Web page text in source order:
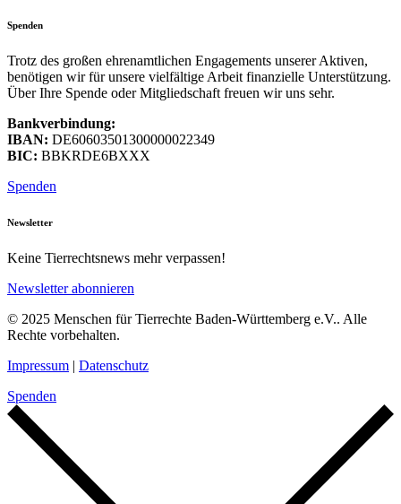
Spenden
Trotz des großen ehrenamtlichen Engagements unserer Aktiven,
benötigen wir für unsere vielfältige Arbeit finanzielle Unterstützung.
Über Ihre Spende oder Mitgliedschaft freuen wir uns sehr.
Bankverbindung:
IBAN: DE60603501300000022349
BIC: BBKRDE6BXXX
Spenden
Newsletter
Keine Tierrechtsnews mehr verpassen!
Newsletter abonnieren
© 2025 Menschen für Tierrechte Baden-Württemberg e.V.. Alle
Rechte vorbehalten.
Impressum | Datenschutz
Spenden